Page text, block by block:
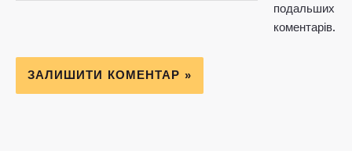
подальших
коментарів.